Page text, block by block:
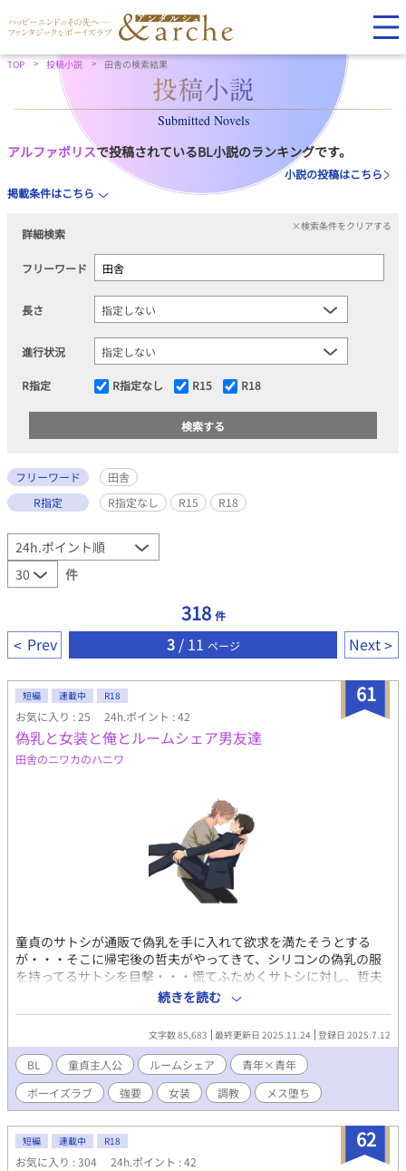
TOP 投稿小説 田舎の検索結果
Submitted Novels
アルファポリスで投稿されているBL小説のランキングです。
小説の投稿はこちら
掲載条件はこちら
詳細検索
×検索条件をクリアする
フリーワード
長さ
進行状況
R指定 R指定なし R15 R18
フリーワード
田舎
R指定
R指定なし R15 R18
件
318 件
Prev 3/ 11 ページ Next
61
短編 連載中 R18
お気に入り : 25 24h.ポイント : 42
偽乳と女装と俺とルームシェア男友達
田舎のニワカのハニワ
童貞のサトシが通販で偽乳を手に入れて欲求を満たそうとする
が・・・そこに帰宅後の哲夫がやってきて、シリコンの偽乳の服
を持ってるサトシを目撃・・・慌てふためくサトシに対し、哲夫
はその光景をサトシの弱みとして握ることに・・・ ※女装あり
※bl ※強要シーンあり ※偽乳あり
続きを読む
文字数 85,683 最終更新日 2025.11.24 登録日 2025.7.12
BL 童貞主人公 ルームシェア
青年×青年
ボーイズラブ
強要 女装 調教 メス堕ち
62
短編 連載中 R18
お気に入り : 304 24h.ポイント : 42